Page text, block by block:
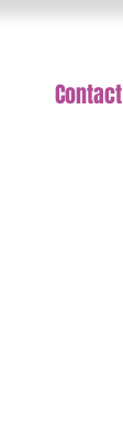
Contact